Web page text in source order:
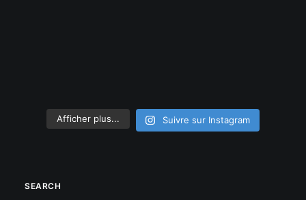
Afficher plus... Suivre sur Instagram
SEARCH